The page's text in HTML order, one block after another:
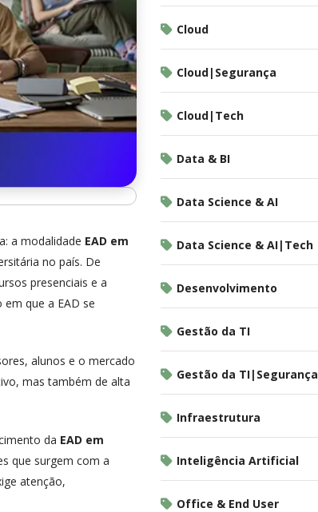
a modalidade EAD em
no país. De
presenciais e a
que a EAD se
alunos e o mercado
mas também de alta
da EAD em
que surgem com a
atenção,
Cloud
Cloud|Segurança
Cloud|Tech
Data & BI
Data Science & AI
Data Science & AI|Tech
Desenvolvimento
Gestão da TI
Gestão da TI|Segurança
Infraestrutura
Inteligência Artificial
Office & End User